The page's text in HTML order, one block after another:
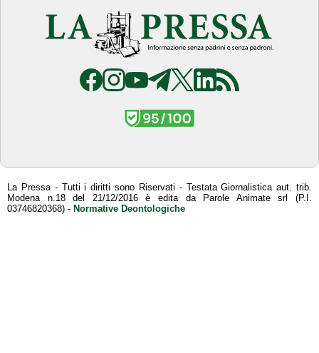
La Pressa - Tutti i diritti sono Riservati - Testata Giornalistica aut. trib.
Modena n.18 del 21/12/2016 è edita da Parole Animate srl (P.I.
03746820368) - Normative Deontologiche